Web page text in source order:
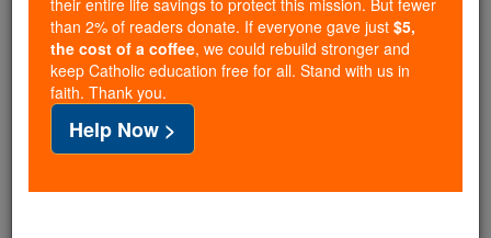
Online, Catholic Online School, Prayer Candles, and
Catholic Online Learning Resourcesessential faith
tools serving over2.2 million students and millions of
families worldwide. Our founders, now in their 70's,
just gave their entire life savings to protect this mission.
But fewer than 2% of readers donate. If everyone gave
just$5, the cost of a coffee, we could rebuild stronger
their entire life savings to protect this mission. But fewer
than 2% of readers donate. If everyone gave just $5,
the cost of a coffee, we could rebuild stronger and
keep Catholic education free for all. Stand with us in
faith. Thank you.
Help Now >